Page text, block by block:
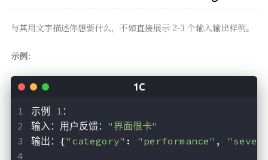
与其用文字描述你想要什么，不如直接展示 2-3 个输入输出样例。
示例：
示例 1 ：
输入：用户反馈： "界面很卡"
输出：{"category" : "performance" ,